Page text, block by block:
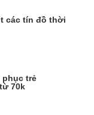
các tín đồ thời
trẻ
70k